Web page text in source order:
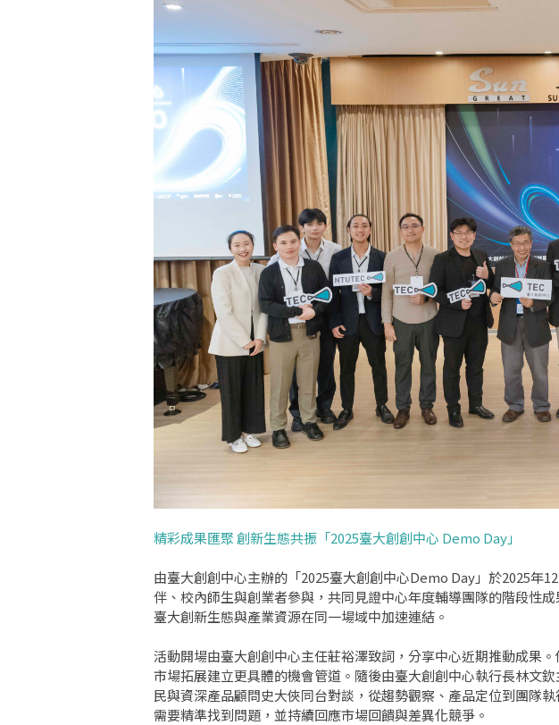
精彩成果匯聚 創新生態共振「2025臺大創創中心 Demo Day」
由臺大創創中心主辦的「2025臺大創創中心Demo Day」於2025年
伴、校內師生與創業者參與，共同見證中心年度輔導團隊的階段性
臺大創新生態與產業資源在同一場域中加速連結。
活動開場由臺大創創中心主任莊裕澤致詞，分享中心近期推動成果
市場拓展建立更具體的機會管道。隨後由臺大創創中心執行長林文
民與資深產品顧問史大俠同台對談，從趨勢觀察、產品定位到團隊
需要精準找到問題，並持續回應市場回饋與差異化競爭。